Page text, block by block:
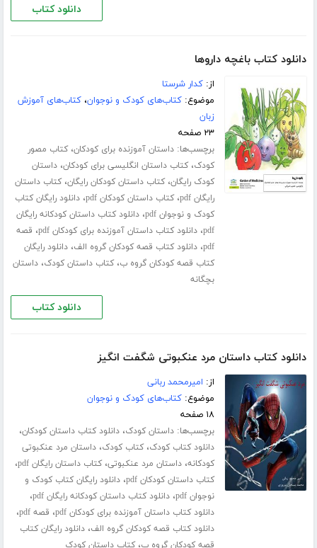
دانلود کتاب
دانلود کتاب باغچه داروها
از:کدار شرستا
موضوع:کتاب‌های کودک و نوجوان،کتاب‌های آموزش
زبان
۲۳ صفحه
برچسب‌ها:داستان آموزنده برای کودکان،کتاب مصور
کودک،کتاب داستان انگلیسی برای کودکان،داستان
کودک رایگان،کتاب داستان کودکان رایگان،کتاب داستان
رایگان pdf
،کتاب داستان کودکان pdf ،دانلود رایگان کتاب
کودک و نوجوان pdf
،دانلود کتاب داستان کودکانه رایگان
pdf،دانلود کتاب داستان آموزنده برای کودکان pdf ، قصه
pdf،دانلود کتاب قصه کودکان گروه الف،دانلود رایگان
کتاب قصه کودکان گروه ب،کتاب داستان کودک،داستان
بچگانه
دانلود کتاب
دانلود کتاب داستان مرد عنکبوتی شگفت انگیز
از: امیرمحمد ربانی
موضوع:کتاب‌های کودک و نوجوان
۱۸ صفحه
برچسب‌ها:داستان کودک،دانلود کتاب داستان کودکان،
دانلود کتاب کودک،کتاب کودک،داستان مرد عنکبوتی
کودکانه،داستان مرد عنکبوتی،کتاب داستان رایگان pdf ،
کتاب داستان کودکان pdf ،دانلود رایگان کتاب کودک و
نوجوان pdf
،دانلود کتاب داستان کودکانه رایگان pdf ،
دانلود کتاب داستان آموزنده برای کودکان pdf ، قصه pdf ،
دانلود کتاب قصه کودکان گروه الف،دانلود رایگان کتاب
قصه کودکان گروه ب،کتاب داستان کودک